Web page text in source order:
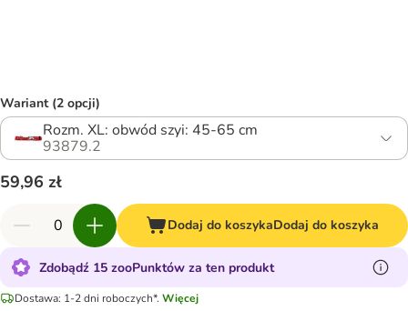
Wariant (2 opcji)
Rozm. XL: obwód szyi: 45-65 cm
93879.2
59,96 zł
Dodaj do koszykaDodaj do koszyka
Zdobądź 15 zooPunktów za ten produkt
Dostawa: 1-2 dni roboczych*. Więcej